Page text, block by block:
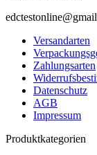
Versandarten
Zahlungsarten
Datenschutz
AGB
Impressum
Produktkategorien